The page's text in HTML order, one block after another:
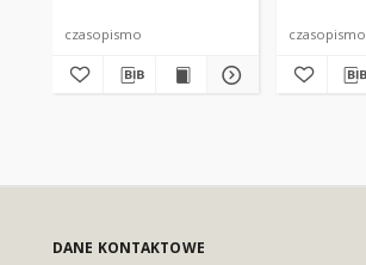
czasopismo czasopismo
DANE KONTAKTOWE